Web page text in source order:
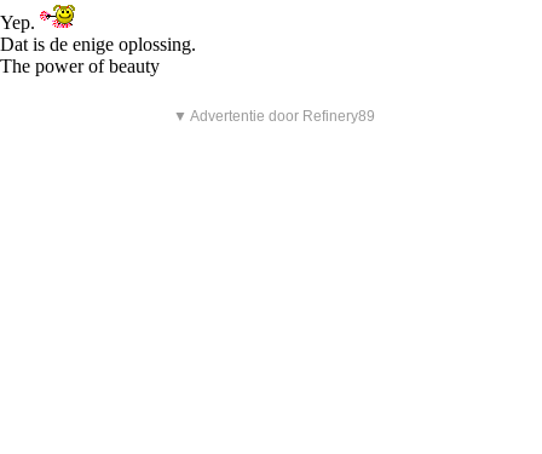
Yep.
Dat is de enige oplossing.
The power of beauty
▼ Advertentie door Refinery89